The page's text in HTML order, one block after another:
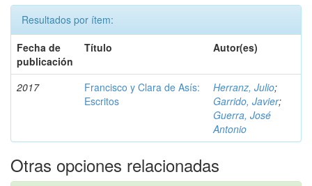
Resultados por ítem:
Fecha de
publicación
Título Autor(es)
2017
Francisco y Clara de Asís:
Escritos
Herranz, Julio;
Garrido, Javier;
Guerra, José
Antonio
Otras opciones relacionadas